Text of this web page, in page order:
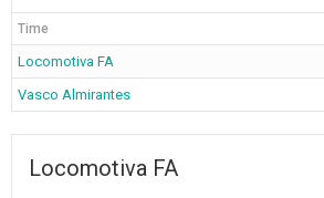
Time
Locomotiva FA
Vasco Almirantes
Locomotiva FA